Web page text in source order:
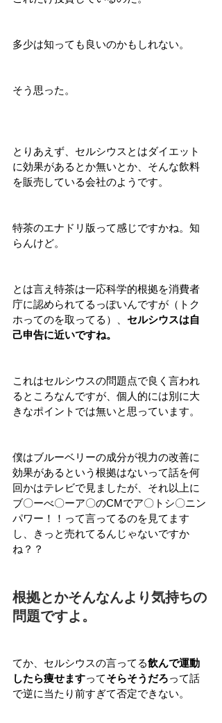
多少は知っても良いのかもしれない。
そう思った。
とりあえず、セルシウスとはダイエット
に効果があるとか無いとか、そんな飲料
を販売している会社のようです。
特茶のエナドリ版って感じですかね。知
らんけど。
とは言え特茶は一応科学的根拠を消費者
庁に認められてるっぽいんですが（トク
ホってのを取ってる）、 セルシウスは自
己申告に近いですね。
これはセルシウスの問題点で良く言われ
るところなんですが、個人的には別に大
きなポイントでは無いと思っています。
僕はブルーベリーの成分が視力の改善に
効果があるという根拠はないって話を何
回かはテレビで見ましたが、それ以上に
ブ〇ーべ〇ーア〇のCMでア〇トシ〇ニン
パワー！！って言ってるのを見てます
し、きっと売れてるんじゃないですか
ね？？
根拠とかそんなんより気持ちの
問題ですよ。
てか、セルシウスの言ってる飲んで運動
したら痩せますってそらそうだろって話
で逆に当たり前すぎて否定できない。